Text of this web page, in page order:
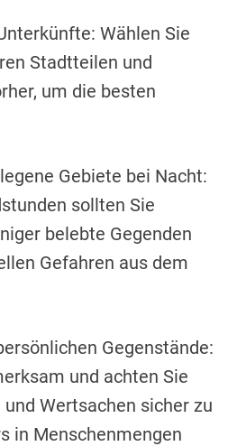
Wählen Sie
Stadtteilen und
um die besten
Gebiete bei Nacht:
sollten Sie
belebte Gegenden
Gefahren aus dem
Gegenstände:
und achten Sie
Wertsachen sicher zu
in Menschenmengen